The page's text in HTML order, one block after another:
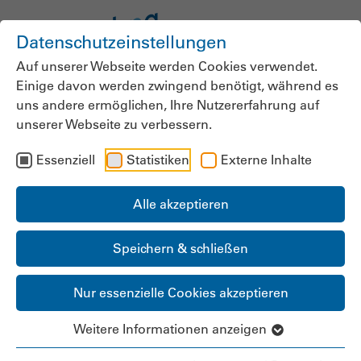
Datenschutzeinstellungen
Auf unserer Webseite werden Cookies verwendet.
Einige davon werden zwingend benötigt, während es
uns andere ermöglichen, Ihre Nutzererfahrung auf
unserer Webseite zu verbessern.
Essenziell Statistiken Externe Inhalte
Alle akzeptieren
Speichern & schließen
Nur essenzielle Cookies akzeptieren
Weitere Informationen anzeigen
LANDESGRUPPE &